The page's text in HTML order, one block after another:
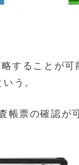
することが
う。
帳票の確認が